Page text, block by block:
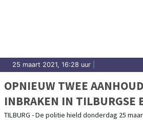
25 maart 2021, 16:28 uur
OPNIEUW TWEE
INBRAKEN IN TILBURGSE
TILBURG - De politie hield donderdag 25